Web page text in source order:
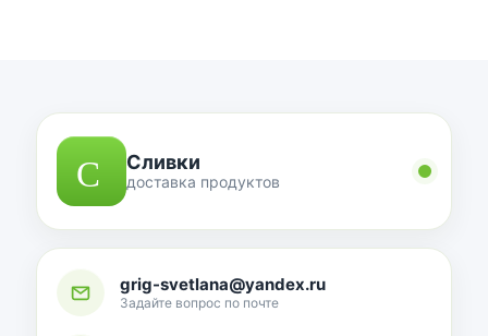
Сливки
доставка продуктов
grig-svetlana@yandex.ru
Задайте вопрос по почте